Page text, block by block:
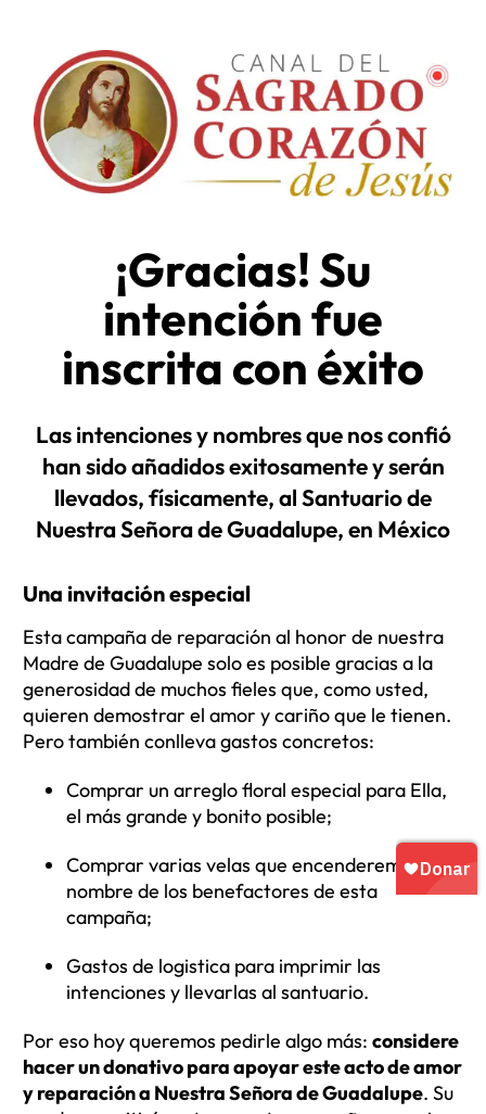
¡Gracias! Su
intención fue
inscrita con éxito
Las intenciones y nombres que nos confió
han sido añadidos exitosamente y serán
llevados, físicamente, al Santuario de
Nuestra Señora de Guadalupe, en México
Una invitación especial
Esta campaña de reparación al honor de nuestra
Madre de Guadalupe solo es posible gracias a la
generosidad de muchos fieles que, como usted,
quieren demostrar el amor y cariño que le tienen.
Pero también conlleva gastos concretos:
Comprar un arreglo floral especial para Ella,
el más grande y bonito posible;
Comprar varias velas que encenderemos en
nombre de los benefactores de esta
campaña;
Gastos de logistica para imprimir las
intenciones y llevarlas al santuario.
Por eso hoy queremos pedirle algo más: considere
hacer un donativo para apoyar este acto de amor
y reparación a Nuestra Señora de Guadalupe. Su